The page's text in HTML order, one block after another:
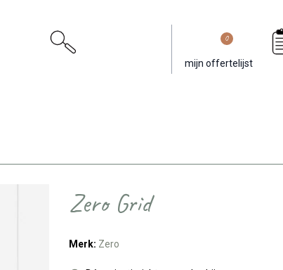
mijn offertelijst
0
Zero Grid
Merk: Zero